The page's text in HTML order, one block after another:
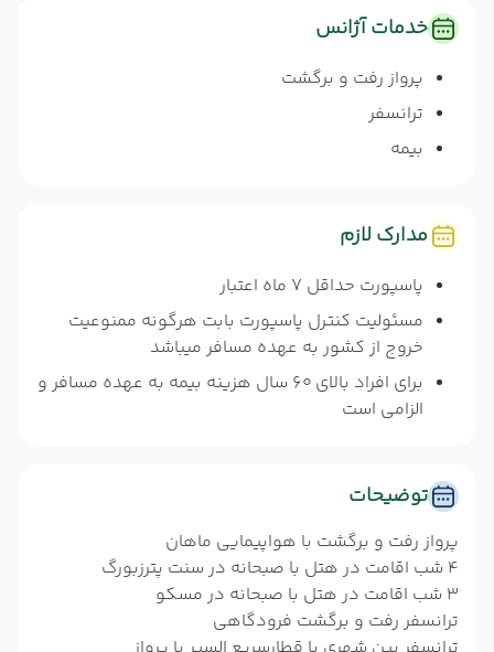
خدمات آژانس
پرواز رفت و برگشت
ترانسفر
بیمه
مدارک لازم
پاسپورت حداقل 7 ماه اعتبار
مسئولیت کنترل پاسپورت بابت هرگونه ممنوعیت
خروج از کشور به عهده مسافر میباشد
برای افراد بالای 60 سال هزینه بیمه به عهده مسافر و
الزامی است
توضیحات
پرواز رفت و برگشت با هواپیمایی ماهان
4 شب اقامت در هتل با صبحانه در سنت پترزبورگ
3 شب اقامت در هتل با صبحانه در مسکو
ترانسفر رفت و برگشت فرودگاهی